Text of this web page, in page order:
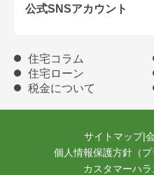
公式SNSアカウント
住宅コラム
住宅ローン
税金について
サイトマップ|
個人情報保護方針（プ
カスタマーハ